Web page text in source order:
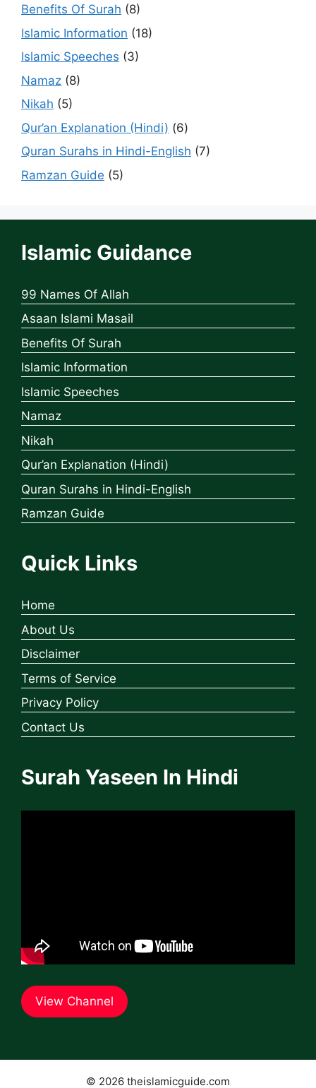
Benefits Of Surah (8)
Islamic Information (18)
Islamic Speeches (3)
Namaz (8)
Nikah (5)
Qur’an Explanation (Hindi) (6)
Quran Surahs in Hindi-English (7)
Ramzan Guide (5)
Islamic Guidance
99 Names Of Allah
Asaan Islami Masail
Benefits Of Surah
Islamic Information
Islamic Speeches
Namaz
Nikah
Qur’an Explanation (Hindi)
Quran Surahs in Hindi-English
Ramzan Guide
Quick Links
Home
About Us
Disclaimer
Terms of Service
Privacy Policy
Contact Us
Surah Yaseen In Hindi
View Channel
© 2026 theislamicguide.com